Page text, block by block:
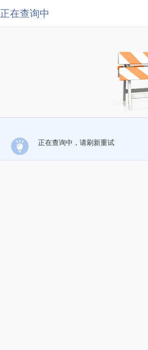
正在查询中
正在查询中，请刷新重试